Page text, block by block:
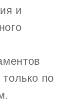
и
по